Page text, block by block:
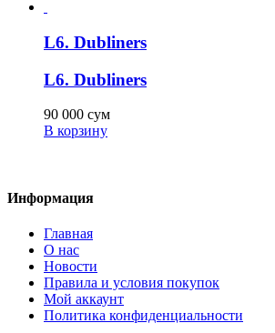
L6. Dubliners
L6. Dubliners
90 000 сум
В корзину
Информация
Главная
О нас
Новости
Правила и условия покупок
Мой аккаунт
Политика конфиденциальности